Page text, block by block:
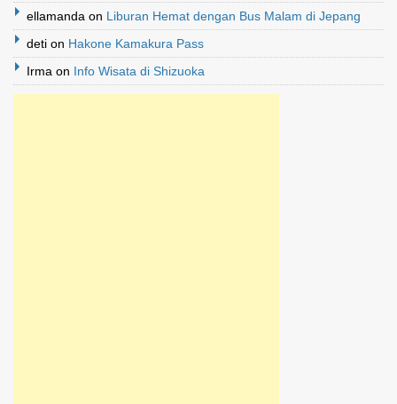
ellamanda on Liburan Hemat dengan Bus Malam di Jepang
deti on Hakone Kamakura Pass
Irma on Info Wisata di Shizuoka